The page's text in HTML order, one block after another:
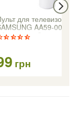
для телевизора
AA59-
00198G
грн